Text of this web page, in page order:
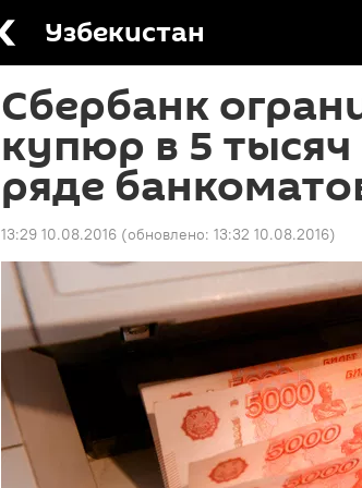
Узбекистан
Сбербанк
купюр в 5
ряде
13:29 10.08.2016 (обновлено: 13:32 10.08.2016)